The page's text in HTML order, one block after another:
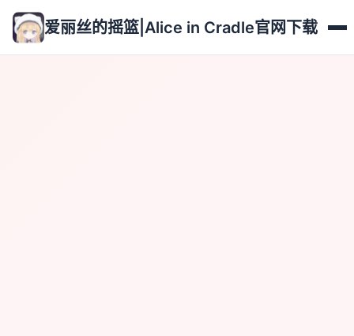
爱丽丝的摇篮|Alice in Cradle官网下载